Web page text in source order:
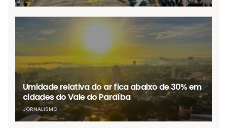
Umidade relativa do ar fica abaixo de 30% em
cidades do Vale do Paraíba
JORNALISMO